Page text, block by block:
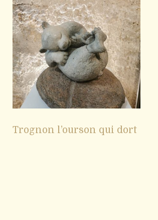
Trognon l’ourson qui dort